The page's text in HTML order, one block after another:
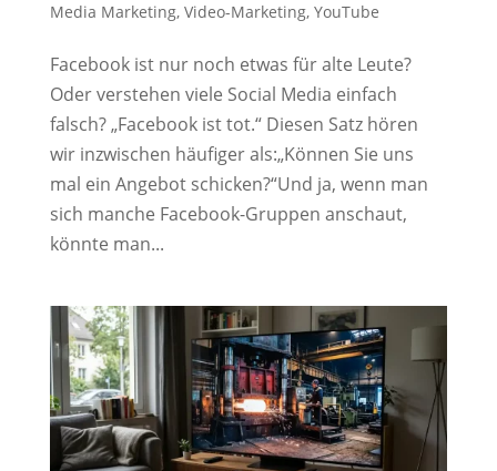
Media Marketing, Video-Marketing, YouTube
Facebook ist nur noch etwas für alte Leute?
Oder verstehen viele Social Media einfach
falsch? „Facebook ist tot.“ Diesen Satz hören
wir inzwischen häufiger als:„Können Sie uns
mal ein Angebot schicken?“Und ja, wenn man
sich manche Facebook-Gruppen anschaut,
könnte man...